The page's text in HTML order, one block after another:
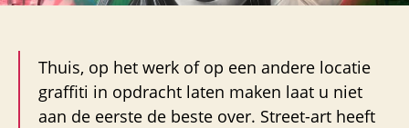
Thuis, op het werk of op een andere locatie
graffiti in opdracht laten maken laat u niet
aan de eerste de beste over. Street-art heeft